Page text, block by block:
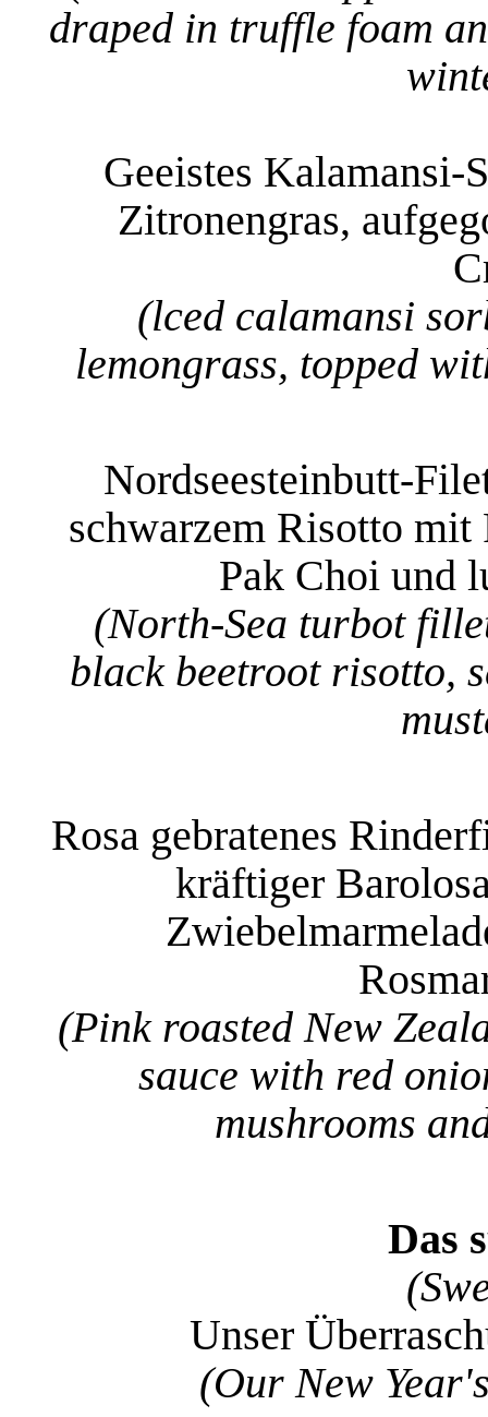
draped in truffle foam
Geeistes
Zitronengras,
(lced calamansi
lemongrass, topped
Nordseesteinbutt-
schwarzem Risotto mit
Pak Choi und
(North-Sea turbot
black beetroot risotto,
Rosa gebratenes
kräftiger
(Pink roasted New
sauce with red
mushrooms
Das
Unser
(Our New